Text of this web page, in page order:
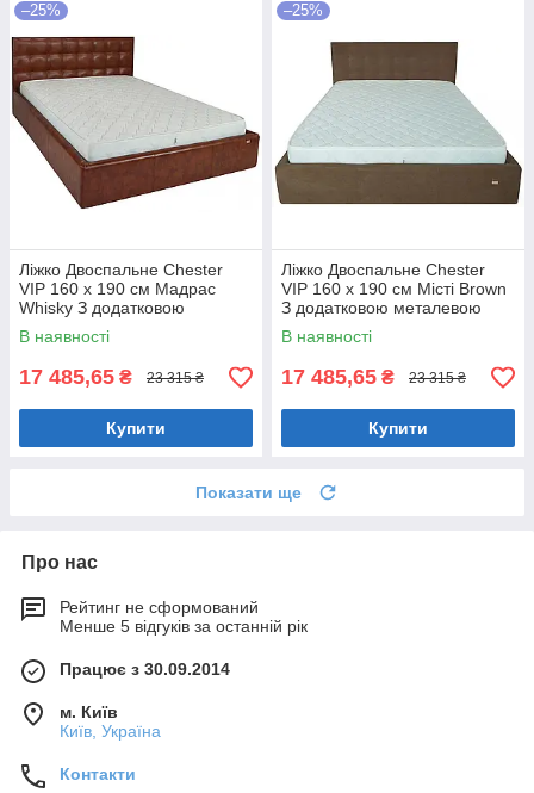
–25%
Ліжко Двоспальне Chester
VIP 160 х 190 см Мадрас
Whisky З додатковою
металевою цільнозварною
рамою Коричневий
В наявності
17 485,65 ₴ 23 315 ₴
Купити
–25%
Ліжко Двоспальне Chester
VIP 160 х 190 см Місті Brown
З додатковою металевою
цільнозварною рамою
Коричневий
В наявності
17 485,65 ₴ 23 315 ₴
Купити
Показати ще
Про нас
Рейтинг не сформований
Менше 5 відгуків за останній рік
Працює з 30.09.2014
м. Київ
Київ, Україна
Контакти